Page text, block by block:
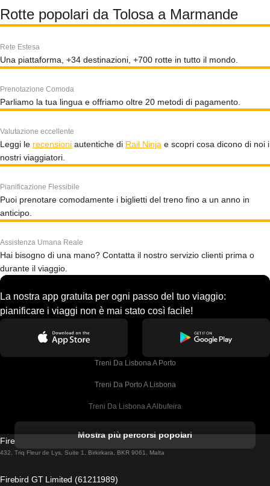
Rotte popolari da Tolosa a Marmande
Rete Estesa
Una piattaforma, +34 destinazioni, +700 rotte in tutto il mondo.
Prenotazione Comoda
Parliamo la tua lingua e offriamo oltre 20 metodi di pagamento.
Valutazione eccellente
Leggi le recensioni autentiche di Rail Ninja e scopri cosa dicono di noi i
nostri viaggiatori.
Pianificazione Flessibile
Puoi prenotare comodamente i biglietti del treno fino a un anno in
anticipo.
Assistenza Umana Reale
Hai bisogno di una mano? Contatta il nostro servizio clienti prima o
durante il viaggio.
La nostra app gratuita per ogni passo del tuo viaggio:
pianificare i viaggi non è mai stato così facile!
Treni Da Lisbona A Porto
Treni Da Porto A Lisbona
Treni Da Lisbona A Albufeira
Treni Da Lisbona A Lagos
Mostra più percorsi popolari
Firebird GT Limited (OC 1451)
432, Triq Fleur de Lys, Suite 1, Birkirkara, BKR 9061, Malta
Firebird GT Limited (61211989)